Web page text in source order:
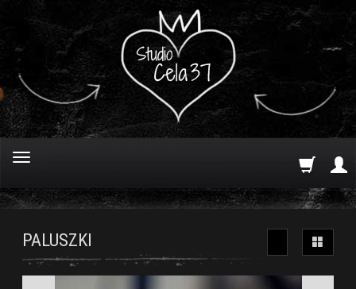
PALUSZKI